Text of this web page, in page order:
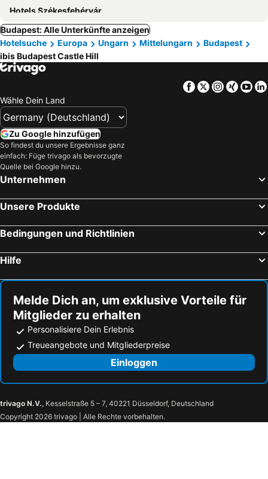
Hotels Székesfehérvár
Budapest: Alle Unterkünfte anzeigen
Hotelsuche
Europa Ungarn Mittelungarn
Budapest
ibis Budapest Castle Hill
Facebook
TwitterXing
Wähle Dein Land
Zu Google hinzufügen
So findest du unsere Ergebnisse ganz
einfach: Füge trivago als bevorzugte
Quelle bei Google hinzu.
Unternehmen
Unsere Produkte
Bedingungen und Richtlinien
Hilfe
Melde Dich an, um exklusive Vorteile für
Mitglieder zu erhalten
Personalisiere Dein Erlebnis
Treueangebote und Mitgliederpreise
Einloggen
trivago N.V., Kesselstraße 5 – 7, 40221 Düsseldorf, Deutschland
Copyright 2026 trivago | Alle Rechte vorbehalten.